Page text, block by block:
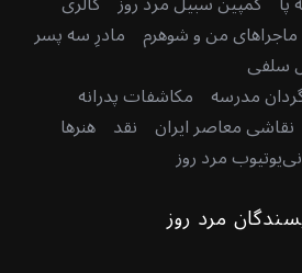
ماجراهای من و شوهرم مادرِ سه پسر
سلفی
مدرسه مکاشفات پدرانه
نقاشی معاصر ایران نقد هنرها
یوتیوب مرد روز
مرد روز